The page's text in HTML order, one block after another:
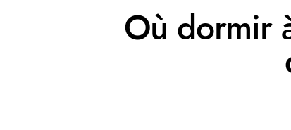
Où dormir